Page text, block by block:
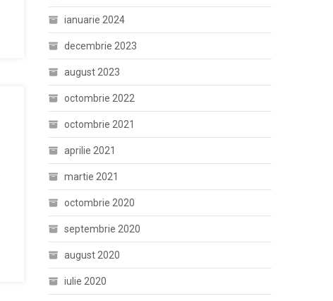
ianuarie 2024
decembrie 2023
august 2023
octombrie 2022
octombrie 2021
aprilie 2021
martie 2021
octombrie 2020
septembrie 2020
august 2020
iulie 2020